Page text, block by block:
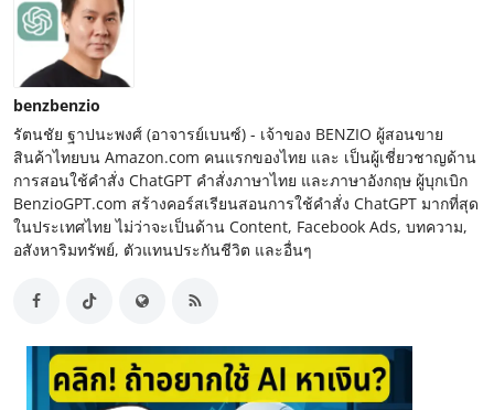
benzbenzio
รัตนชัย ฐาปนะพงศ์ (อาจารย์เบนซ์) - เจ้าของ BENZIO ผู้สอนขาย
สินค้าไทยบน Amazon.com คนแรกของไทย และ เป็นผู้เชี่ยวชาญด้าน
การสอนใช้คำสั่ง ChatGPT คำสั่งภาษาไทย และภาษาอังกฤษ ผู้บุกเบิก
BenzioGPT.com สร้างคอร์สเรียนสอนการใช้คำสั่ง ChatGPT มากที่สุด
ในประเทศไทย ไม่ว่าจะเป็นด้าน Content, Facebook Ads, บทความ,
อสังหาริมทรัพย์, ตัวแทนประกันชีวิต และอื่นๆ